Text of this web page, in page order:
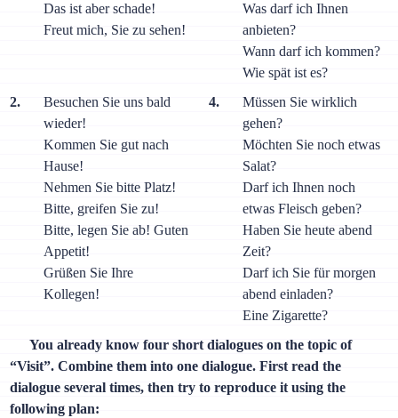
Das ist aber schade!
Freut mich, Sie zu sehen!
Was darf ich Ihnen
anbieten?
Wann darf ich kommen?
Wie spät ist es?
2.
Besuchen Sie uns bald
wieder!
Kommen Sie gut nach
Hause!
Nehmen Sie bitte Platz!
Bitte, greifen Sie zu!
Bitte, legen Sie ab! Guten
Appetit!
Grüßen Sie Ihre
Kollegen!
4.
Müssen Sie wirklich
gehen?
Möchten Sie noch etwas
Salat?
Darf ich Ihnen noch
etwas Fleisch geben?
Haben Sie heute abend
Zeit?
Darf ich Sie für morgen
abend einladen?
Eine Zigarette?
You already know four short dialogues on the topic of
“Visit”. Combine them into one dialogue. First read the
dialogue several times, then try to reproduce it using the
following plan: